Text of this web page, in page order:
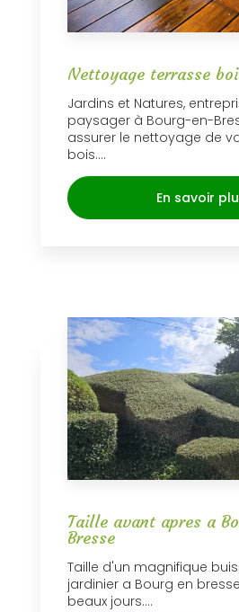
Nettoyage terrasse
Jardins et Natures,
paysager à Bourg-en-
assurer le nettoyage de
bois....
En savoir
Taille avant apres a
Bresse
Taille d'un magnifique
jardinier a Bourg en
beaux jours....